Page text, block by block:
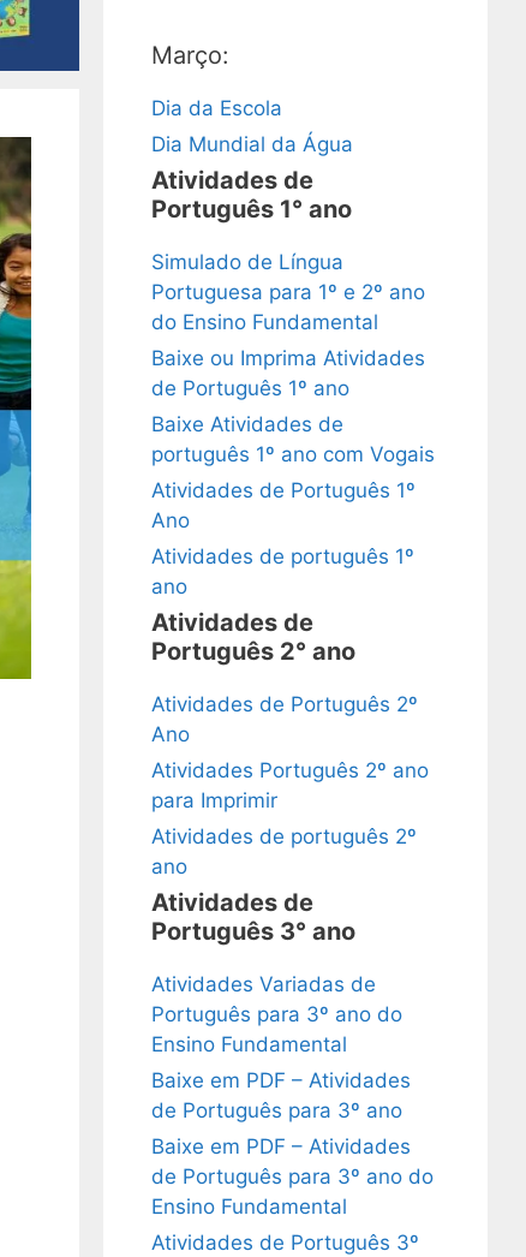
Março:
Dia da Escola
Dia Mundial da Água
Atividades de
Português 1° ano
Simulado de Língua
Portuguesa para 1º e 2º ano
do Ensino Fundamental
Baixe ou Imprima Atividades
de Português 1º ano
Baixe Atividades de
português 1º ano com Vogais
Atividades de Português 1º
Ano
Atividades de português 1º
ano
Atividades de
Português 2° ano
Atividades de Português 2º
Ano
Atividades Português 2º ano
para Imprimir
Atividades de português 2º
ano
Atividades de
Português 3° ano
Atividades Variadas de
Português para 3º ano do
Ensino Fundamental
Baixe em PDF – Atividades
de Português para 3º ano
Baixe em PDF – Atividades
de Português para 3º ano do
Ensino Fundamental
Atividades de Português 3º